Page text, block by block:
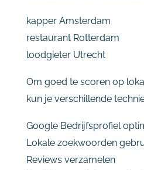
kapper Amsterdam
restaurant Rotterdam
loodgieter Utrecht
Om goed te scoren op
kun je verschillende
Google Bedrijfsprofiel
Lokale zoekwoorden
Reviews verzamelen